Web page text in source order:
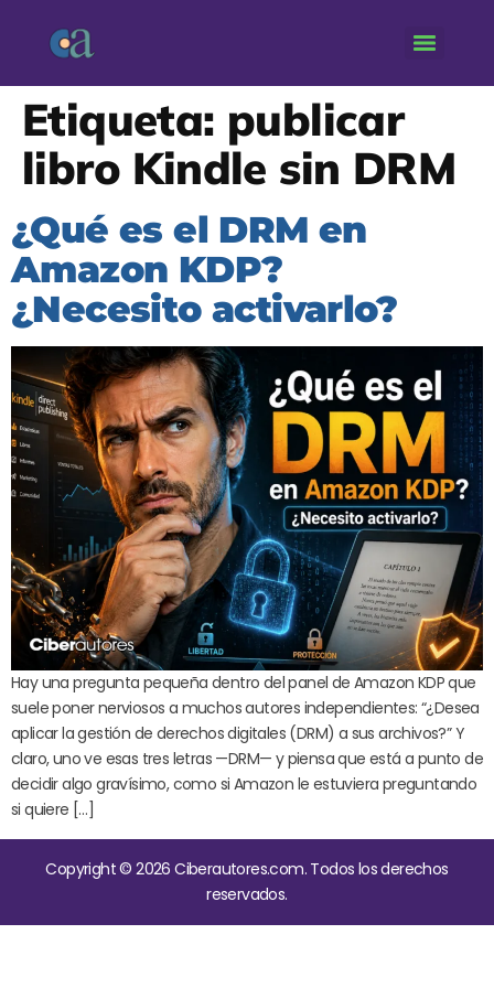
Etiqueta: publicar
libro Kindle sin DRM
¿Qué es el DRM en
Amazon KDP?
¿Necesito activarlo?
Hay una pregunta pequeña dentro del panel de Amazon KDP que
suele poner nerviosos a muchos autores independientes: “¿Desea
aplicar la gestión de derechos digitales (DRM) a sus archivos?” Y
claro, uno ve esas tres letras —DRM— y piensa que está a punto de
decidir algo gravísimo, como si Amazon le estuviera preguntando
si quiere […]
Copyright © 2026 Ciberautores.com. Todos los derechos
reservados.